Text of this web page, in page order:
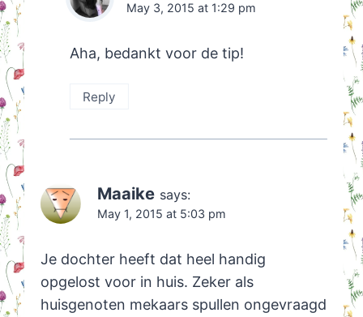
May 3, 2015 at 1:29 pm
Aha, bedankt voor de tip!
Reply
Maaike says:
May 1, 2015 at 5:03 pm
Je dochter heeft dat heel handig
opgelost voor in huis. Zeker als
huisgenoten mekaars spullen ongevraagd